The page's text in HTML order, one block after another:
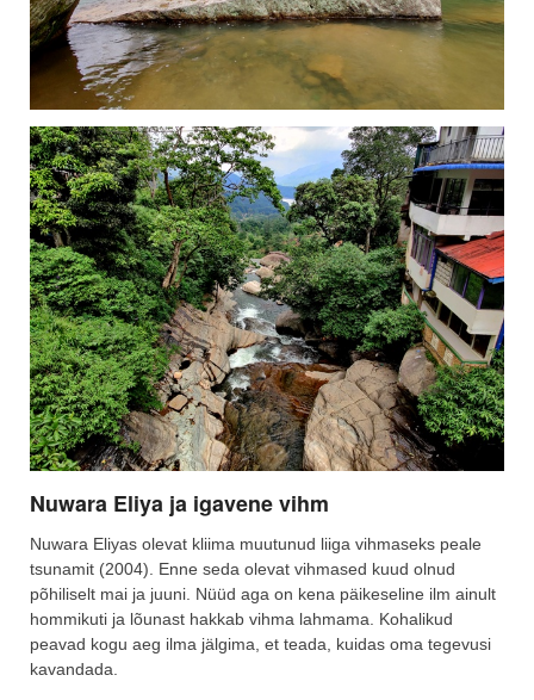
Nuwara Eliya ja igavene vihm
Nuwara Eliyas olevat kliima muutunud liiga vihmaseks peale
tsunamit (2004). Enne seda olevat vihmased kuud olnud
põhiliselt mai ja juuni. Nüüd aga on kena päikeseline ilm ainult
hommikuti ja lõunast hakkab vihma lahmama. Kohalikud
peavad kogu aeg ilma jälgima, et teada, kuidas oma tegevusi
kavandada.